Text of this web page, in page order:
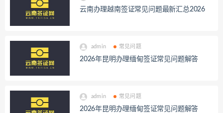
云南办理越南签证常见问题最新汇总2026
admin 常见问题
2026年昆明办理缅甸签证常见问题解答
admin 常见问题
2026年昆明办理缅甸签证常见问题解答